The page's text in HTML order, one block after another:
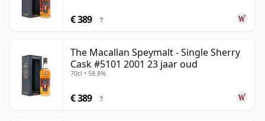
€ 389 ?
The Macallan Speymalt - Single Sherry
Cask #5101 2001 23 jaar oud
70cl • 58.8%
€ 389 ?